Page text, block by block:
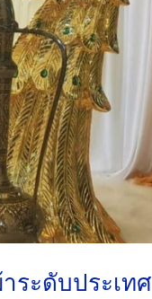
ระดับประเทศ